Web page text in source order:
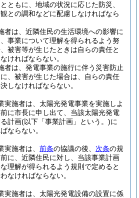
ともに、地域の状況に応じた防災、
との調和などに配慮しなければなら
者は、近隣住民の生活環境への影響に
事業について理解を得られるよう努
被害等が生じたときは自らの責任と
ければならない。
者は、発電事業の施行に伴う災害防止
、被害が生じた場合は、自らの責任
しなければならない。
実施者は、太陽光発電事業を実施しよ
に市長に申し出て、当該太陽光発電
計画(以下「事業計画」という。)に
ならない。
実施者は、 前条の協議の後、 次条の規
に、近隣住民に対し、当該事業計画
理解が得られるよう規則で定めると
なければならない。
実施者は、太陽光発電設備の設置に係